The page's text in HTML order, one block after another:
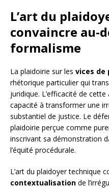
L’art du
convaincre au-
formalisme
La plaidoirie sur les vices de
rhétorique particulier qui
juridique. L’efficacité de
capacité à transformer une
substantiel de justice. Le
plaidoirie perçue comme
inscrivant sa démonstration
l’équité procédurale.
L’art du plaidoyer technique
contextualisation de